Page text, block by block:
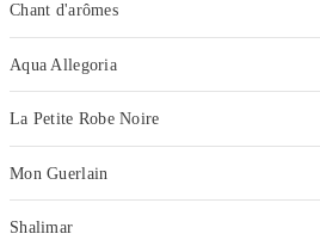
Chant d'arômes
Aqua Allegoria
La Petite Robe Noire
Mon Guerlain
Shalimar